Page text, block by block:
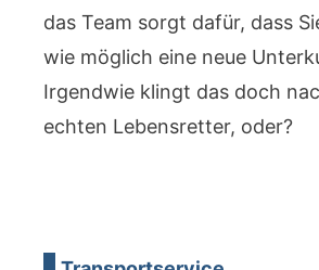
das Team sorgt dafür, dass
wie möglich eine neue
Irgendwie klingt das doch
echten Lebensretter, oder?